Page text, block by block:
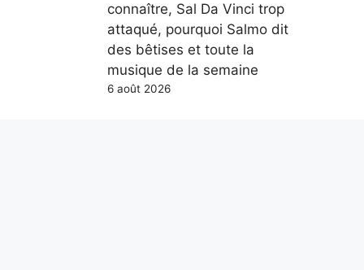
connaître, Sal Da Vinci trop
attaqué, pourquoi Salmo dit
des bêtises et toute la
musique de la semaine
6 août 2026